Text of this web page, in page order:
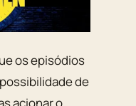
os episódios
de